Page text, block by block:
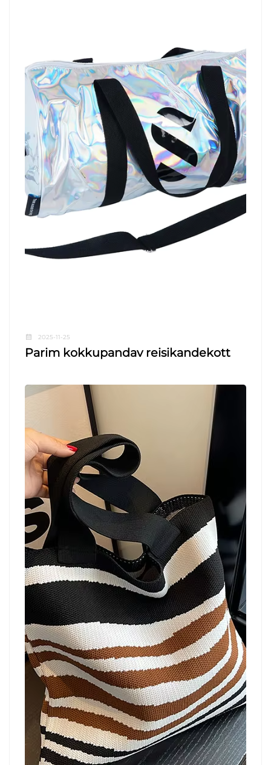
2025-11-25
Parim kokkupandav reisikandekott